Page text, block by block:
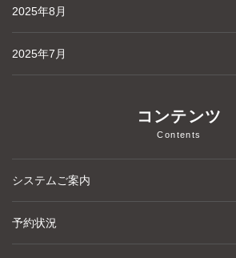
2025年8月
2025年7月
コンテンツ
Contents
システムご案内
予約状況